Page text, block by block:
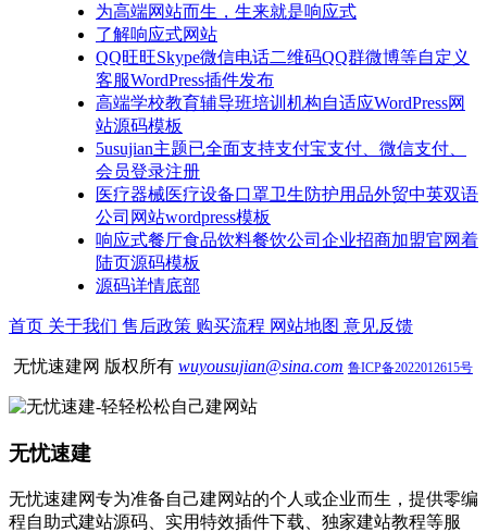
为高端网站而生，生来就是响应式
了解响应式网站
QQ旺旺Skype微信电话二维码QQ群微博等自定义
客服WordPress插件发布
高端学校教育辅导班培训机构自适应WordPress网
站源码模板
5usujian主题已全面支持支付宝支付、微信支付、
会员登录注册
医疗器械医疗设备口罩卫生防护用品外贸中英双语
公司网站wordpress模板
响应式餐厅食品饮料餐饮公司企业招商加盟官网着
陆页源码模板
源码详情底部
首页 关于我们 售后政策 购买流程 网站地图 意见反馈
无忧速建网 版权所有 wuyousujian@sina.com 鲁ICP备2022012615号
无忧速建
无忧速建网专为准备自己建网站的个人或企业而生，提供零编
程自助式建站源码、实用特效插件下载、独家建站教程等服